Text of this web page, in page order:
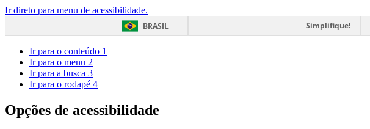
Ir direto para menu de acessibilidade.
BRASIL
Simplifique!
Ir para o conteúdo 1
Ir para o menu 2
Ir para a busca 3
Ir para o rodapé 4
Opções de acessibilidade